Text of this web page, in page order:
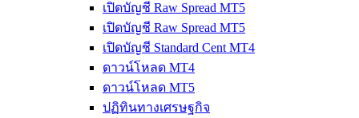
เปิดบัญชี Raw Spread MT5
เปิดบัญชี Raw Spread MT5
เปิดบัญชี Standard Cent MT4
ดาวน์โหลด MT4
ดาวน์โหลด MT5
ปฏิทินทางเศรษฐกิจ